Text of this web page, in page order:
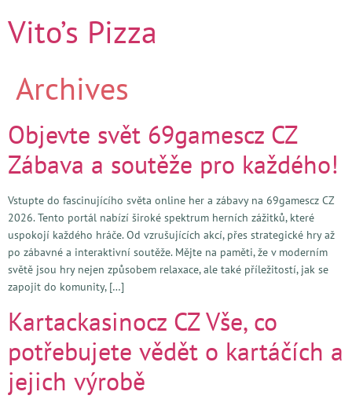
Vito’s Pizza
Archives
Objevte svět 69gamescz CZ
Zábava a soutěže pro každého!
Vstupte do fascinujícího světa online her a zábavy na 69gamescz CZ
2026. Tento portál nabízí široké spektrum herních zážitků, které
uspokojí každého hráče. Od vzrušujících akcí, přes strategické hry až
po zábavné a interaktivní soutěže. Mějte na paměti, že v moderním
světě jsou hry nejen způsobem relaxace, ale také příležitostí, jak se
zapojit do komunity, […]
Kartackasinocz CZ Vše, co
potřebujete vědět o kartáčích a
jejich výrobě